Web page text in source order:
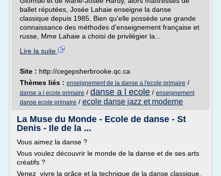
ballet réputées, Josée Lahaie enseigne la danse
classique depuis 1985. Bien qu'elle possède une grande
connaissance des méthodes d'enseignement française et
russe, Mme Lahaie a choisi de privilégier la...
Lire la suite
Site : http://cegepsherbrooke.qc.ca
Thèmes liés : enseignement de la danse a l'ecole primaire /
danse a l ecole primaire / danse a l ecole / enseignement
danse ecole primaire / ecole danse jazz et moderne
La Muse du Monde - Ecole de danse - St
Denis - Ile de la ...
Vous aimez la danse ?
Vous voulez découvrir le monde de la danse et de ses arts
créatifs ?
Venez vivre la grâce et la technique de la danse classique,